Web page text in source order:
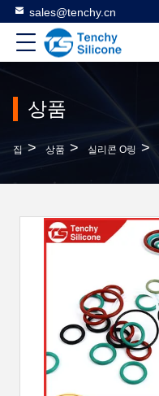
sales@tenchy.cn
상품
집 > 상품 > 실리콘 O링 >